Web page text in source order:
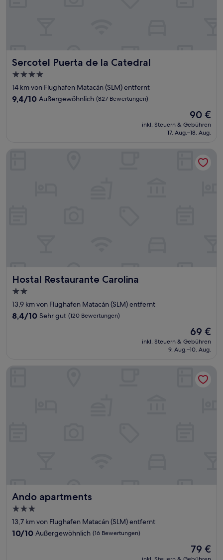
Sercotel Puerta de la Catedral
Sercotel Puerta de la Catedral
4.0-
Sterne-
Unterkunft
14 km von Flughafen Matacán (SLM) entfernt
9.4
9,4/10 Außergewöhnlich (827 Bewertungen)
Der
Preis
beträgt
90 €
inkl. Steuern & Gebühren
17. Aug.–18. Aug.
Hostal Restaurante Carolina
Hostal Restaurante Carolina
2.0-
Sterne-
Unterkunft
13,9 km von Flughafen Matacán (SLM) entfernt
8.4
Bewertungen)
8,4/10 Sehr gut (120 Bewertungen)
Der
Preis
beträgt
69 €
inkl. Steuern & Gebühren
9. Aug.–10. Aug.
Hostal Restaurante Carolina
Ando apartments
Ando apartments
3.0-
Sterne-
Unterkunft
13,7 km von Flughafen Matacán (SLM) entfernt
10.0
10/10 Außergewöhnlich (16 Bewertungen)
Der
Preis
79 €